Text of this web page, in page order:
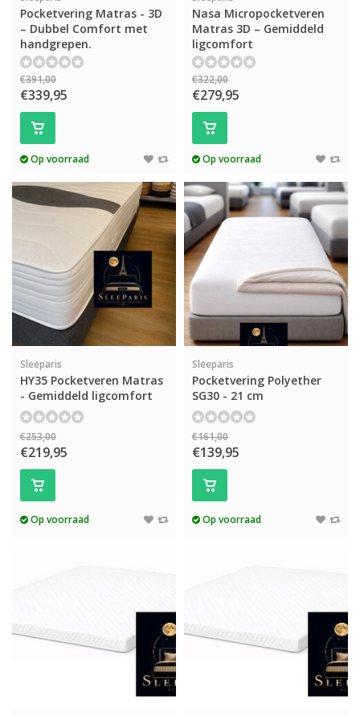
Pocketvering Matras - 3D
– Dubbel Comfort met
handgrepen.
€391,00
€339,95
Op voorraad
Nasa Micropocketveren
Matras 3D – Gemiddeld
ligcomfort
€322,00
€279,95
Op voorraad
Sleeparis
HY35 Pocketveren Matras
- Gemiddeld ligcomfort
€253,00
€219,95
Op voorraad
Sleeparis
Pocketvering Polyether
SG30 - 21 cm
€161,00
€139,95
Op voorraad